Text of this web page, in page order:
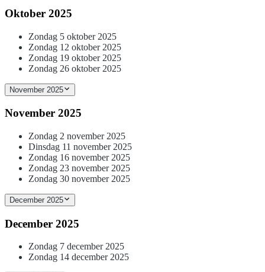
Oktober 2025
Zondag 5 oktober 2025
Zondag 12 oktober 2025
Zondag 19 oktober 2025
Zondag 26 oktober 2025
November 2025
November 2025
Zondag 2 november 2025
Dinsdag 11 november 2025
Zondag 16 november 2025
Zondag 23 november 2025
Zondag 30 november 2025
December 2025
December 2025
Zondag 7 december 2025
Zondag 14 december 2025